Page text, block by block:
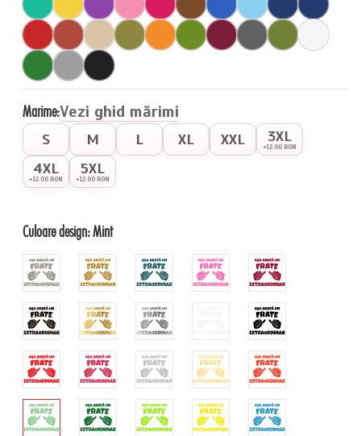
Marime:Vezi ghid mărimi
S M L XL XXL 3XL
+12.00 RON
4XL
+12.00 RON
5XL
+12.00 RON
Culoare design:Mint